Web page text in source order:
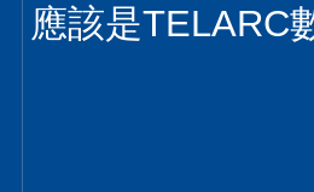
應該是TELARC